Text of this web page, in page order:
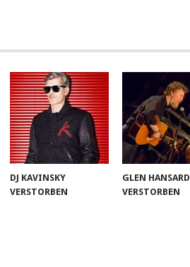
DJ KAVINSKY
VERSTORBEN
GLEN HANSARD
VERSTORBEN